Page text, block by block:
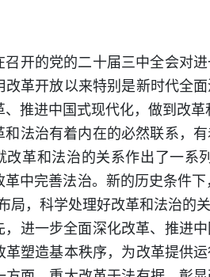
召开的党的二十届三中全会对
改革开放以来特别是新时代全
、推进中国式现代化，做到改
和法治有着内在的必然联系，
改革和法治的关系作出了一系
革中完善法治。新的历史条件
局，科学处理好改革和法治的
，进一步全面深化改革、推进
革塑造基本秩序，为改革提供